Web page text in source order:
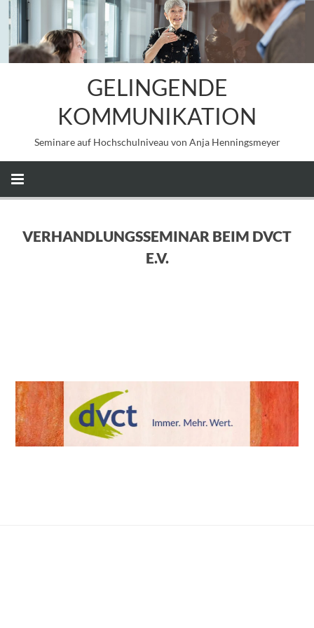
GELINGENDE
KOMMUNIKATION
Seminare auf Hochschulniveau von Anja Henningsmeyer
VERHANDLUNGSSEMINAR BEIM DVCT
E.V.